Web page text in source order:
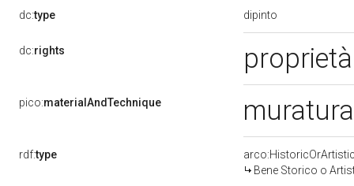
dc:type dipinto
dc:rights
pico:materialAndTechnique
rdf:type
Bene Storico o